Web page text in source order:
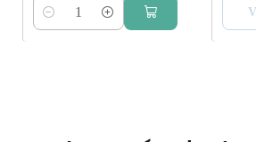
Cantidad